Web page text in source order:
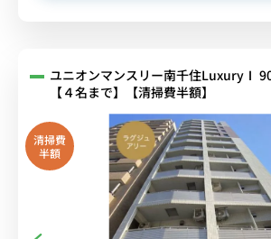
ユニオンマンスリー南千住LuxuryⅠ
【４名まで】【清掃費半額】
清掃費
半額